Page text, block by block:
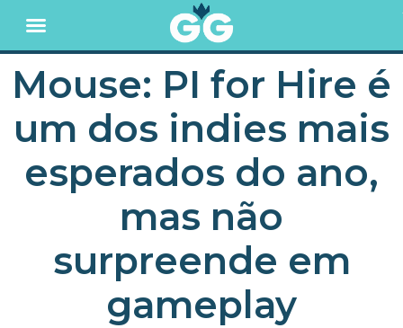
Mouse: PI for Hire é
um dos indies mais
esperados do ano,
mas não
surpreende em
gameplay